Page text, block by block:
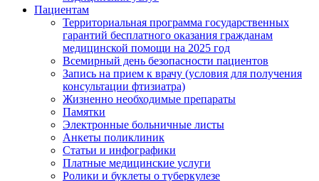
Пациентам
Территориальная программа государственных
гарантий бесплатного оказания гражданам
медицинской помощи на 2025 год
Всемирный день безопасности пациентов
Запись на прием к врачу (условия для получения
консультации фтизиатра)
Жизненно необходимые препараты
Памятки
Электронные больничные листы
Анкеты поликлиник
Статьи и инфографики
Платные медицинские услуги
Ролики и буклеты о туберкулезе